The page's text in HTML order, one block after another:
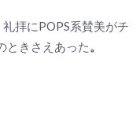
拝にPOPS系賛美がチ
ときさえあった。